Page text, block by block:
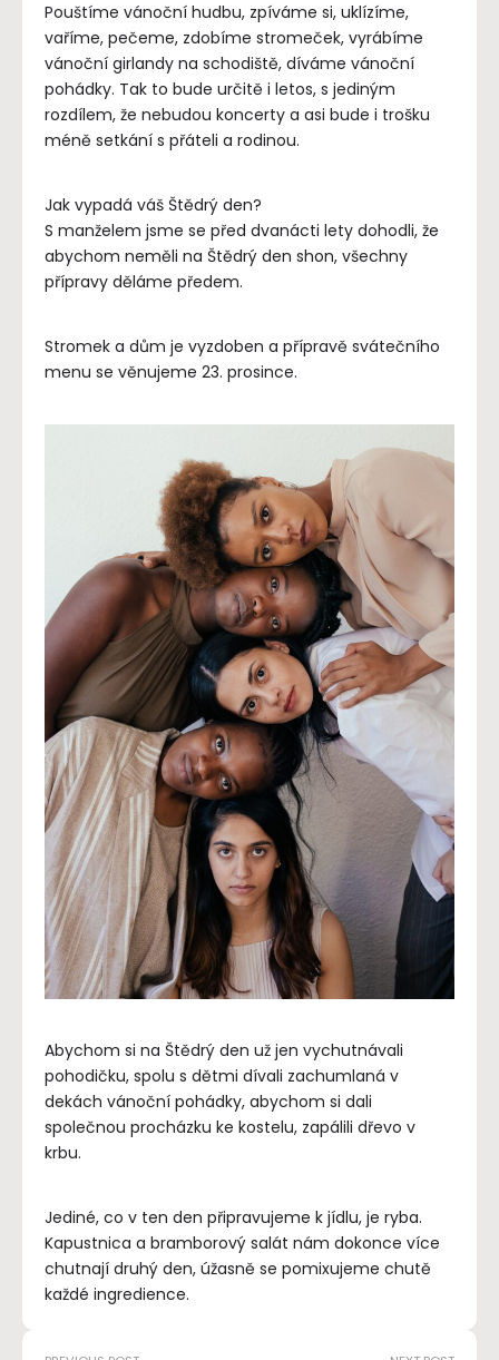
Pouštíme vánoční hudbu, zpíváme si, uklízíme,
vaříme, pečeme, zdobíme stromeček, vyrábíme
vánoční girlandy na schodiště, díváme vánoční
pohádky. Tak to bude určitě i letos, s jediným
rozdílem, že nebudou koncerty a asi bude i trošku
méně setkání s přáteli a rodinou.
Jak vypadá váš Štědrý den?
S manželem jsme se před dvanácti lety dohodli, že
abychom neměli na Štědrý den shon, všechny
přípravy děláme předem.
Stromek a dům je vyzdoben a přípravě svátečního
menu se věnujeme 23. prosince.
Abychom si na Štědrý den už jen vychutnávali
pohodičku, spolu s dětmi dívali zachumlaná v
dekách vánoční pohádky, abychom si dali
společnou procházku ke kostelu, zapálili dřevo v
krbu.
Jediné, co v ten den připravujeme k jídlu, je ryba.
Kapustnica a bramborový salát nám dokonce více
chutnají druhý den, úžasně se pomixujeme chutě
každé ingredience.